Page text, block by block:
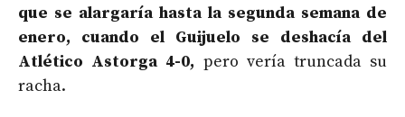
que se alargaría hasta la segunda semana de
enero, cuando el Guijuelo se deshacía del
Atlético Astorga 4-0, pero vería truncada su
racha.